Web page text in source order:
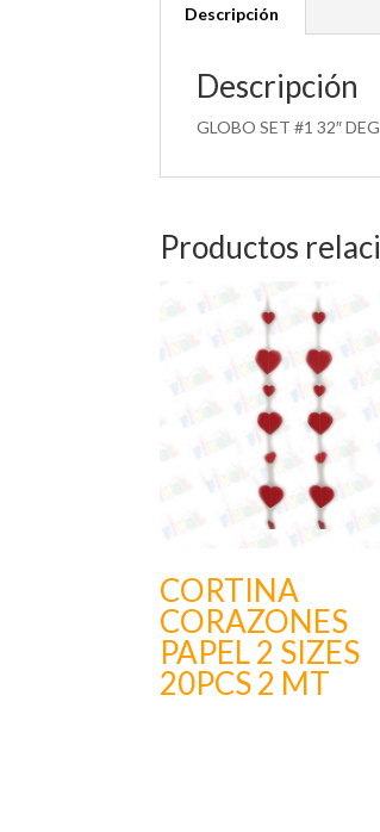
Descripción
Descripción
GLOBO SET #1 32″
Productos
CORTINA
CORAZONES
PAPEL 2 SIZES
20PCS 2 MT